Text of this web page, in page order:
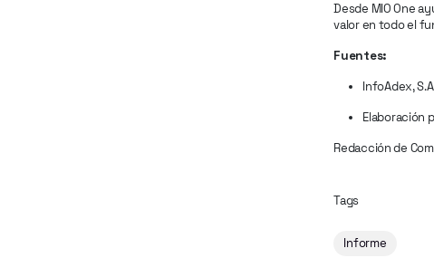
Desde MIO One
valor en todo el
Fuentes:
InfoAdex,
Elaboración
Redacción de
Tags
Informe